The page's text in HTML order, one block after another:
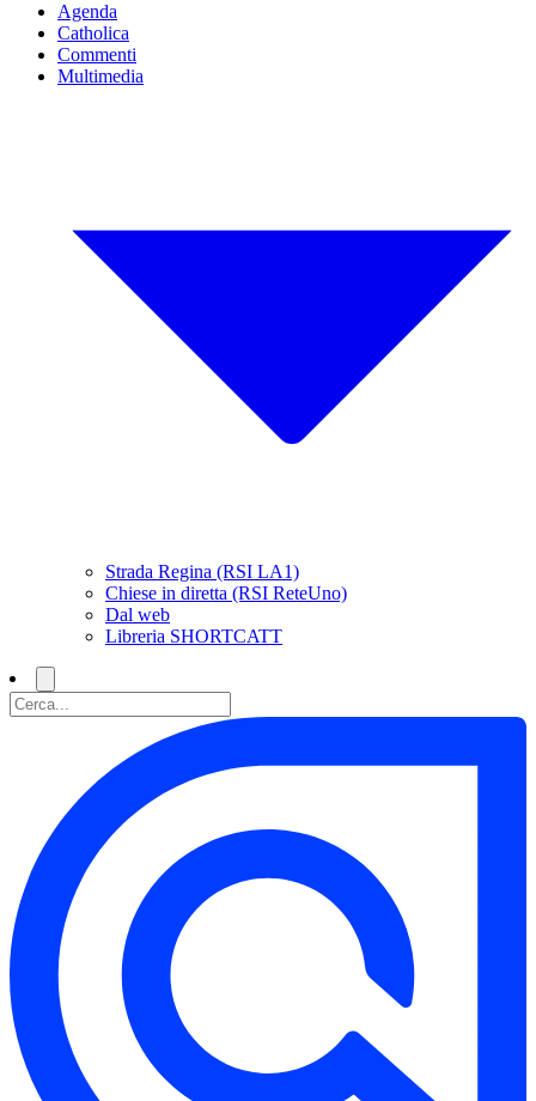
Agenda
Catholica
Commenti
Multimedia
Strada Regina (RSI LA1)
Chiese in diretta (RSI ReteUno)
Dal web
Libreria SHORTCATT